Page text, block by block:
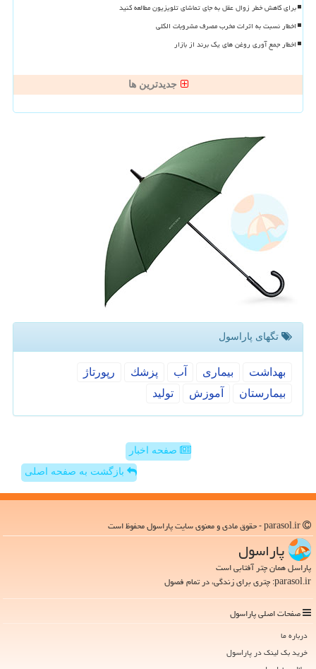
برای کاهش خطر زوال عقل به جای تماشای تلویزیون مطالعه کنید
اخطار نسبت به اثرات مخرب مصرف مشروبات الکلی
اخطار جمع آوری روغن های یک برند از بازار
جدیدترین ها
تگهای پاراسول
بهداشت بیماری آب پزشك
رپورتاژ
بیمارستان
آموزش تولید
صفحه اخبار
بازگشت به صفحه اصلی
پاراسول
پاراسل همان چتر آفتابی است
parasol.ir: چتری برای زندگی، در تمام فصول
صفحات اصلی پاراسول
درباره ما
خرید بک لینک در پاراسول